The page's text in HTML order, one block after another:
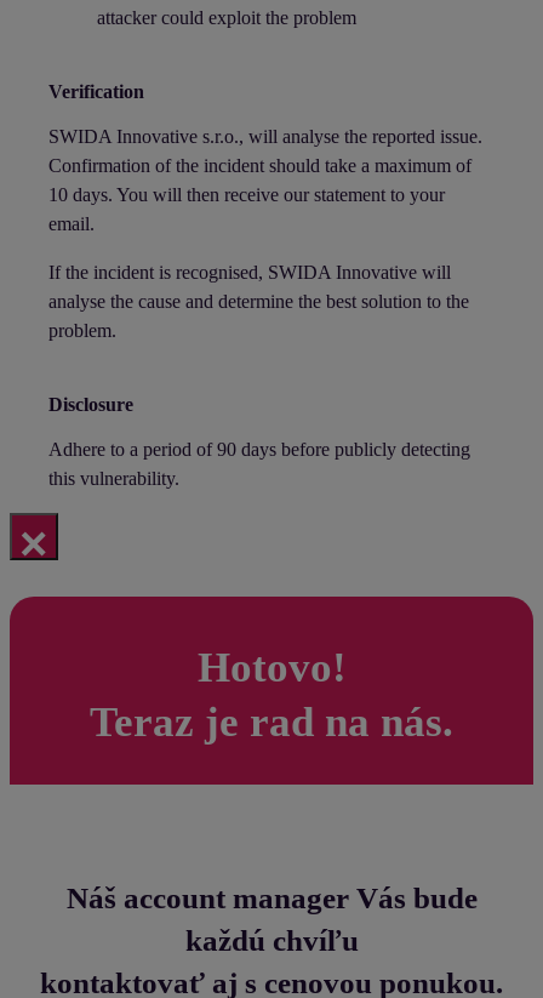
attacker could exploit the problem
Verification
SWIDA Innovative s.r.o., will analyse the reported issue.
Confirmation of the incident should take a maximum of
10 days. You will then receive our statement to your
email.
If the incident is recognised, SWIDA Innovative will
analyse the cause and determine the best solution to the
problem.
Disclosure
Adhere to a period of 90 days before publicly detecting
this vulnerability.
×
Hotovo!
Teraz je rad na nás.
Náš account manager Vás bude
každú chvíľu
kontaktovať aj s cenovou ponukou.